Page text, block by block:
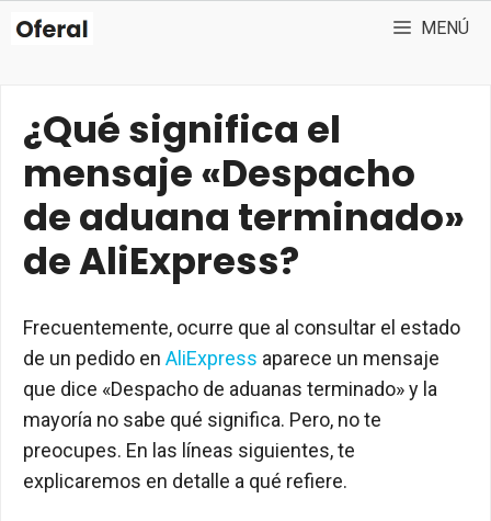
Saltar
MENÚ
¿Qué significa el
mensaje «Despacho
de aduana terminado»
de AliExpress?
Frecuentemente, ocurre que al consultar el estado
de un pedido en AliExpress aparece un mensaje
que dice «Despacho de aduanas terminado» y la
mayoría no sabe qué significa. Pero, no te
preocupes. En las líneas siguientes, te
explicaremos en detalle a qué refiere.